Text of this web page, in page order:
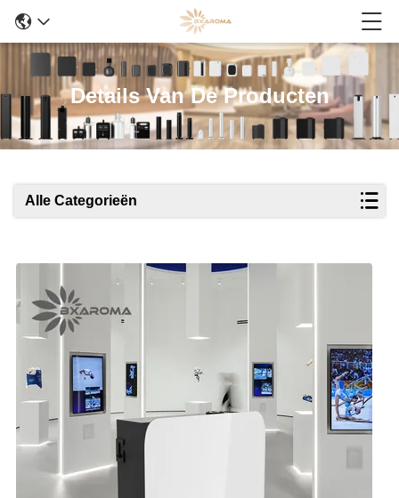
Details Van De Producten
Alle Categorieën